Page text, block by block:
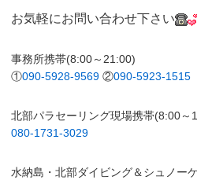
お気軽にお問い合わせ下さい
事務所携帯(8:00～21:00)
①090-5928-9569 ②090-5923-1515
北部パラセーリング現場携帯(8:00～
080-1731-3029
水納島・北部ダイビング＆シュノー